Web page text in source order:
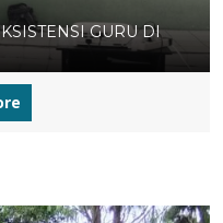
GURU DI